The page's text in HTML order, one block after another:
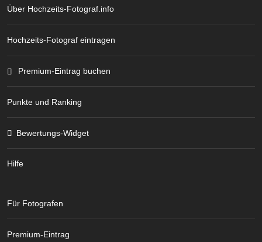
Über Hochzeits-Fotograf.info
Hochzeits-Fotograf eintragen
Premium-Eintrag buchen
Punkte und Ranking
Bewertungs-Widget
Hilfe
Für Fotografen
Premium-Eintrag